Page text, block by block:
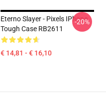
Eterno Slayer - Pixels IPhone
Tough Case RB2611
€ 14,81 - € 16,10
-20%